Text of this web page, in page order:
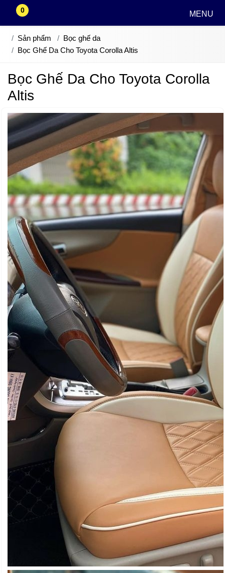
0 MENU
Sản phẩm
Bọc ghế da
Bọc Ghế Da Cho Toyota Corolla Altis
Bọc Ghế Da Cho Toyota Corolla
Altis